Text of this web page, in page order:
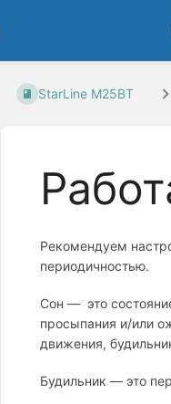
StarLine M25BT
Рекомендуем
периодичностью.
Сон — это
просыпания и/или
движения,
Будильник — это